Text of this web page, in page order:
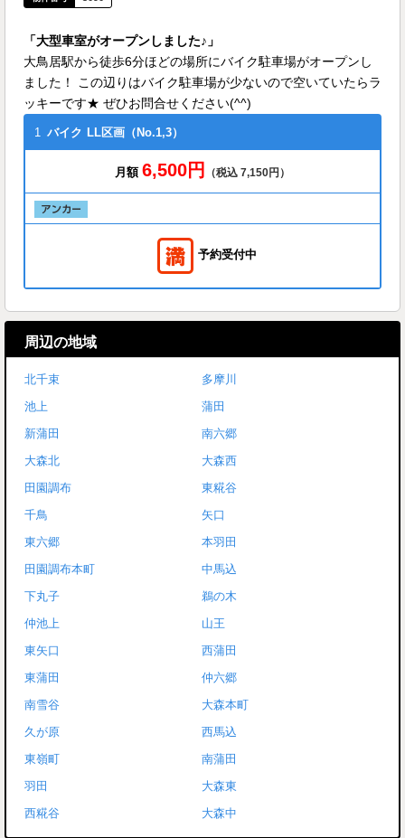
「大型車室がオープンしました♪」
大鳥居駅から徒歩6分ほどの場所にバイク駐車場がオープンし
ました！ この辺りはバイク駐車場が少ないので空いていたらラ
ッキーです★ ぜひお問合せください(^^)
1 バイク LL区画（No.1,3）
月額 6,500円 （税込 7,150円）
予約受付中
周辺の地域
北千束
多摩川
池上
蒲田
新蒲田
南六郷
大森北
大森西
田園調布
東糀谷
千鳥
矢口
東六郷
本羽田
田園調布本町
中馬込
下丸子
鵜の木
仲池上
山王
東矢口
西蒲田
東蒲田
仲六郷
南雪谷
大森本町
久が原
西馬込
東嶺町
南蒲田
羽田
大森東
西糀谷
大森中